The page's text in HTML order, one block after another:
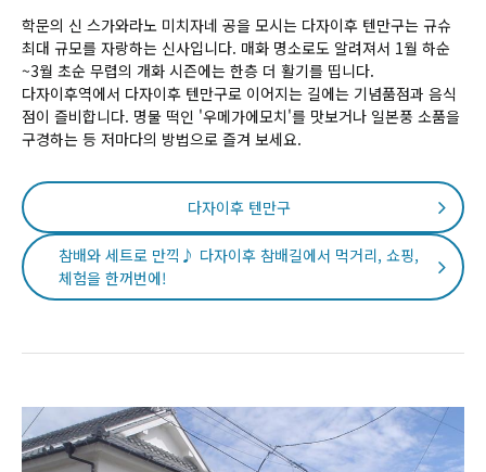
학문의 신 스가와라노 미치자네 공을 모시는 다자이후 텐만구는 규슈
최대 규모를 자랑하는 신사입니다. 매화 명소로도 알려져서 1월 하순
~3월 초순 무렵의 개화 시즌에는 한층 더 활기를 띱니다.
다자이후역에서 다자이후 텐만구로 이어지는 길에는 기념품점과 음식
점이 즐비합니다. 명물 떡인 '우메가에모치'를 맛보거나 일본풍 소품을
구경하는 등 저마다의 방법으로 즐겨 보세요.
다자이후 텐만구
참배와 세트로 만끽♪ 다자이후 참배길에서 먹거리, 쇼핑,
체험을 한꺼번에!